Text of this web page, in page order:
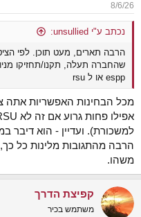
s
:
8/6/26
נכתב ע"י unsullied:
הרבה תארים, מעט תוכן. לפי
שהחברה תעלה, תקנו/תחזיקו
espp או ל rsu
מכל הבחינות האפשריות אתה
הרבה מהתגובות מלינות כל
משהו.
קפיצת הדרך
משתמש בכיר